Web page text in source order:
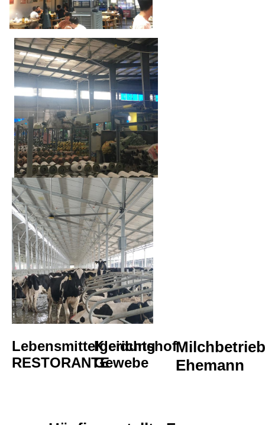
Lebensmittelgerichtshof
RESTORANTE
Kleidung
Gewebe
Ehemann